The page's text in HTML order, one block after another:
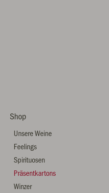
Shop
Unsere Weine
Feelings
Spirituosen
Präsentkartons
Winzer